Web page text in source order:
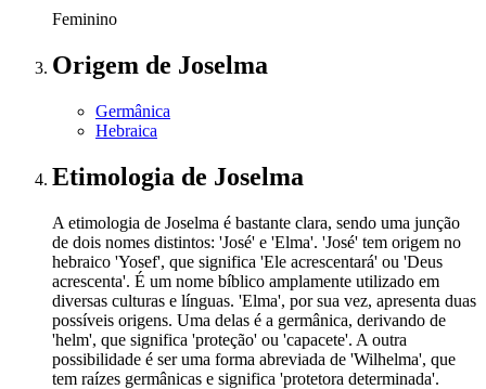
Feminino
Origem de Joselma
Germânica
Hebraica
Etimologia de Joselma
A etimologia de Joselma é bastante clara, sendo uma junção
de dois nomes distintos: 'José' e 'Elma'. 'José' tem origem no
hebraico 'Yosef', que significa 'Ele acrescentará' ou 'Deus
acrescenta'. É um nome bíblico amplamente utilizado em
diversas culturas e línguas. 'Elma', por sua vez, apresenta duas
possíveis origens. Uma delas é a germânica, derivando de
'helm', que significa 'proteção' ou 'capacete'. A outra
possibilidade é ser uma forma abreviada de 'Wilhelma', que
tem raízes germânicas e significa 'protetora determinada'.